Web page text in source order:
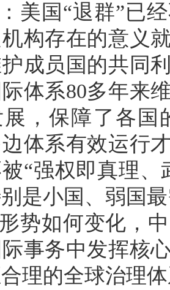
美国“退群”已
构存在的意义
成员国的共同
体系80多年来
，保障了各国
体系有效运行
“强权即真理
是小国、弱国
势如何变化，
事务中发挥核
理的全球治理